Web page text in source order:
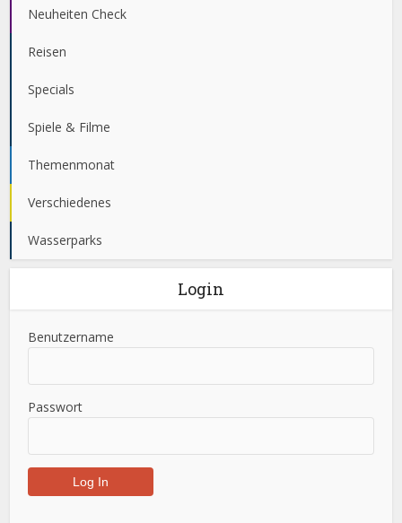
Neuheiten Check
Reisen
Specials
Spiele & Filme
Themenmonat
Verschiedenes
Wasserparks
Login
Benutzername
Passwort